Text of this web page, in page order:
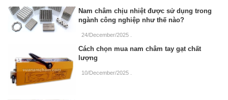
Nam châm chịu nhiệt được sử dụng trong
ngành công nghiệp như thế nào?
24/December/2025
Cách chọn mua nam châm tay gạt chất
lượng
10/December/2025